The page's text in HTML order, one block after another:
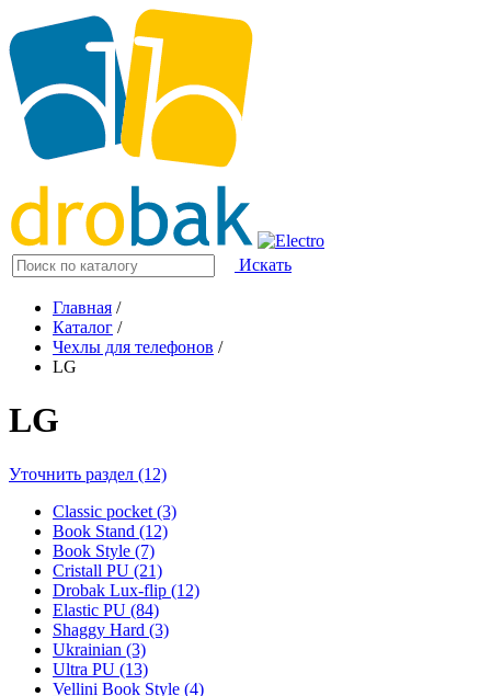
Искать
Главная /
Каталог /
Чехлы для телефонов /
LG
LG
Уточнить раздел (12)
Classic pocket (3)
Book Stand (12)
Book Style (7)
Cristall PU (21)
Drobak Lux-flip (12)
Elastic PU (84)
Shaggy Hard (3)
Ukrainian (3)
Ultra PU (13)
Vellini Book Style (4)